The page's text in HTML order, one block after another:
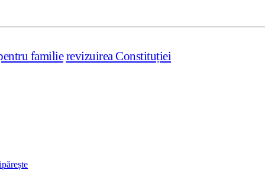
familie revizuirea Constituției